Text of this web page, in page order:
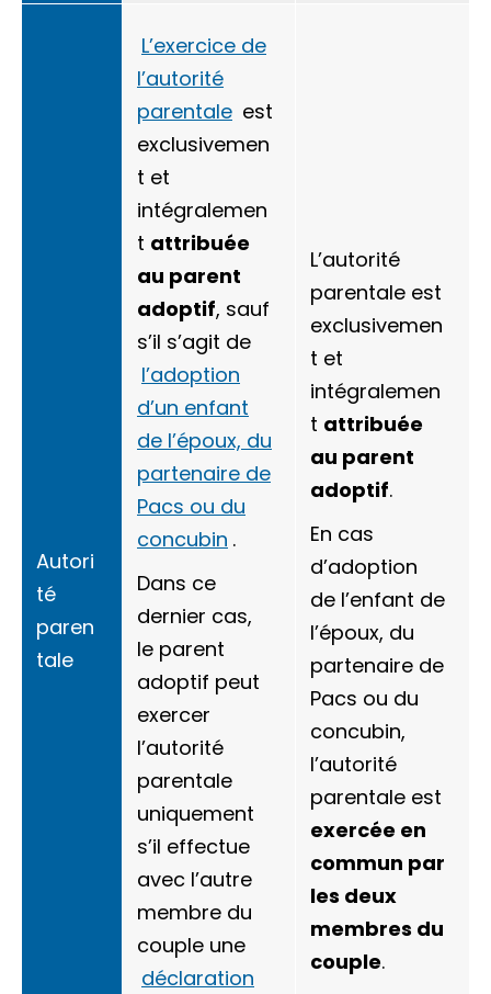
Autori
té
paren
tale
L’exercice de
l’autorité
parentale est
exclusivemen
t et
intégralemen
t attribuée
au parent
adoptif, sauf
s’il s’agit de
l’adoption
d’un enfant
de l’époux, du
partenaire de
Pacs ou du
concubin .
Dans ce
dernier cas,
le parent
adoptif peut
exercer
l’autorité
parentale
uniquement
s’il effectue
avec l’autre
membre du
couple une
déclaration
L’autorité
parentale est
exclusivemen
t et
intégralemen
t attribuée
au parent
adoptif.
En cas
d’adoption
de l’enfant de
l’époux, du
partenaire de
Pacs ou du
concubin,
l’autorité
parentale est
exercée en
commun par
les deux
membres du
couple.